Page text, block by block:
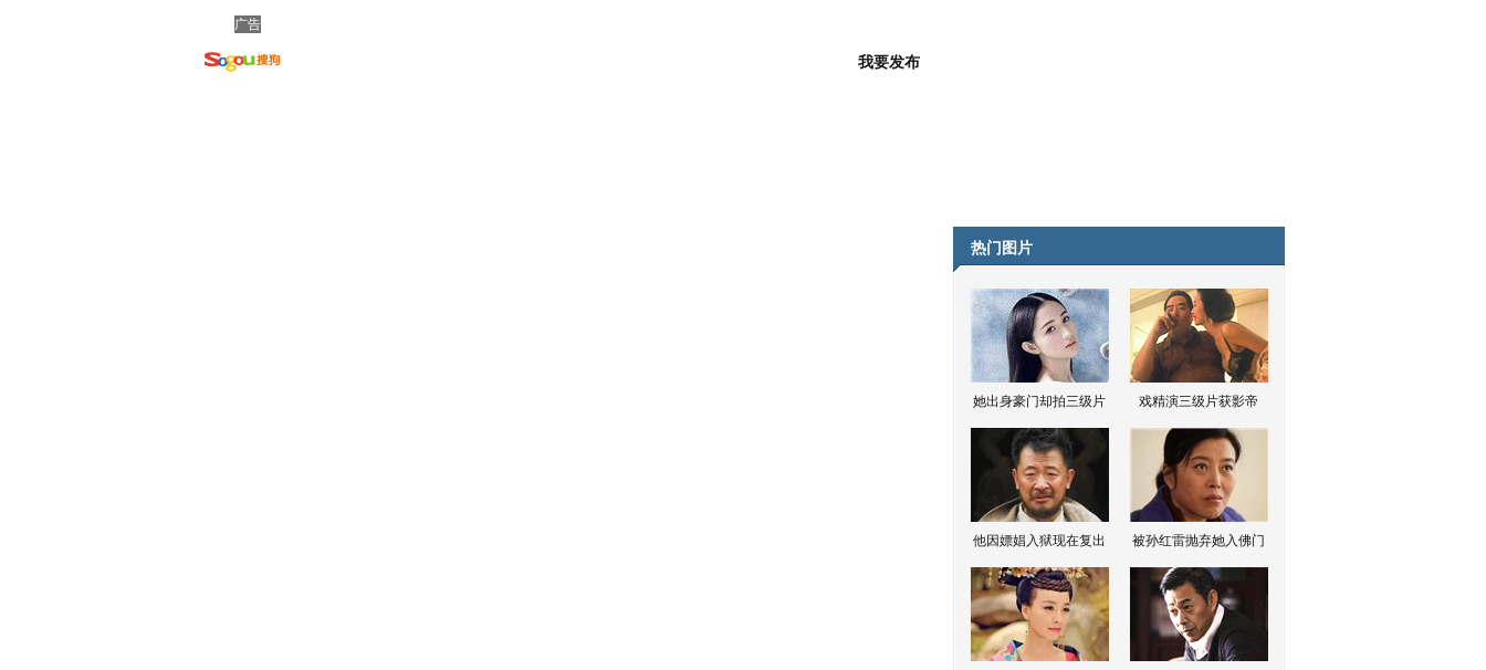
广告
我要发布
热门图片
她出身豪门却拍三级片 戏精演三级片获影帝
他因嫖娼入狱现在复出 被孙红雷抛弃她入佛门